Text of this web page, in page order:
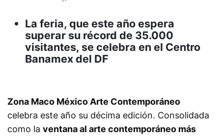
La feria, que este año espera
superar su récord de 35.000
visitantes, se celebra en el Centro
Banamex del DF
Zona Maco México Arte Contemporáneo
celebra este año su décima edición. Consolidada
como la ventana al arte contemporáneo más